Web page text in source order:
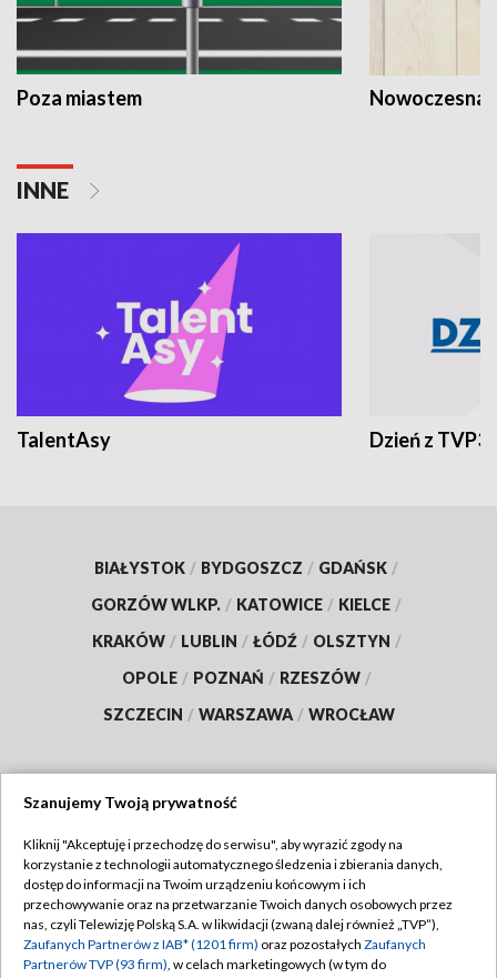
Poza miastem Nowoczesna
INNE
TalentAsy Dzień z TVP3
BIAŁYSTOK / BYDGOSZCZ / GDAŃSK /
GORZÓW WLKP. / KATOWICE / KIELCE /
KRAKÓW / LUBLIN / ŁÓDŹ / OLSZTYN /
OPOLE / POZNAŃ / RZESZÓW /
SZCZECIN / WARSZAWA / WROCŁAW
TVP
Abonament TVP
Emisja w TVP
Regulamin TVP
Polityka prywatności
Szanujemy Twoją prywatność
Kliknij "Akceptuję i przechodzę do serwisu", aby wyrazić zgody na
korzystanie z technologii automatycznego śledzenia i zbierania danych,
dostęp do informacji na Twoim urządzeniu końcowym i ich
przechowywanie oraz na przetwarzanie Twoich danych osobowych przez
nas, czyli Telewizję Polską S.A. w likwidacji (zwaną dalej również „TVP”),
Zaufanych Partnerów z IAB* (1201 firm) oraz pozostałych Zaufanych
Partnerów TVP (93 firm), w celach marketingowych (w tym do